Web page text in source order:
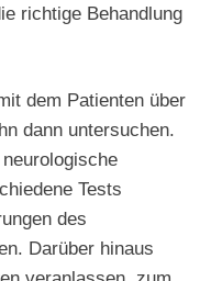
richtige Behandlung
dem Patienten über
dann untersuchen.
Tests
des
Darüber hinaus